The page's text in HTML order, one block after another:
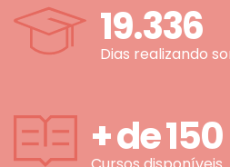
19.336
Dias realizando
+ de150